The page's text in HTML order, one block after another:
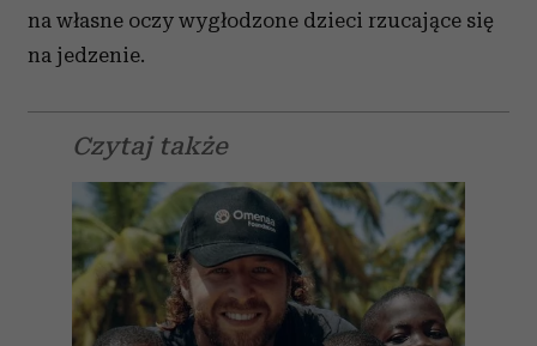
na własne oczy wygłodzone dzieci rzucające się
na jedzenie.
Czytaj także